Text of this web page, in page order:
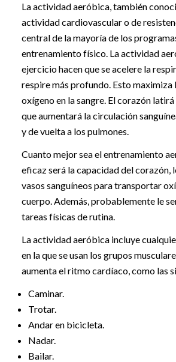
La actividad aeróbica, también
actividad cardiovascular o de
central de la mayoría de los
entrenamiento físico. La actividad
ejercicio hacen que se acelere la
respire más profundo. Esto maximiza
oxígeno en la sangre. El corazón
que aumentará la circulación
y de vuelta a los pulmones.
Cuanto mejor sea el entrenamiento
eficaz será la capacidad del corazón,
vasos sanguíneos para transportar
cuerpo. Además, probablemente le
tareas físicas de rutina.
La actividad aeróbica incluye
en la que se usan los grupos
aumenta el ritmo cardíaco, como las
Caminar.
Trotar.
Andar en bicicleta.
Nadar.
Bailar.